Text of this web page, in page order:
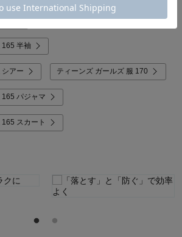
sis
165 半袖
アー ティーンズ ガールズ 服 170
パジャマ
スカート